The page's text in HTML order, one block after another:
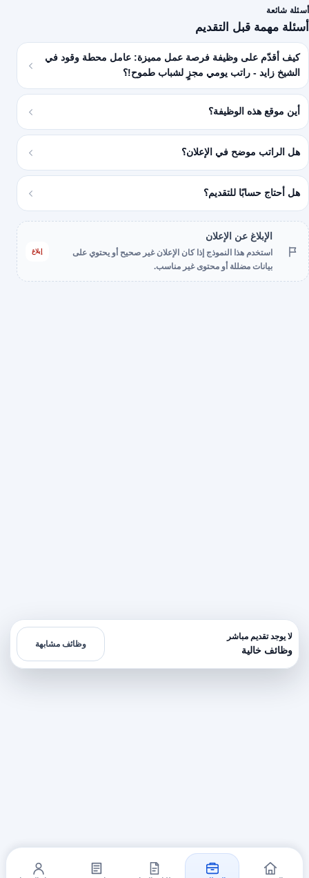
أسئلة شائعة
أسئلة مهمة قبل التقديم
كيف أقدّم على وظيفة فرصة عمل مميزة: عامل محطة وقود في
الشيخ زايد - راتب يومي مجزٍ لشباب طموح!؟
أين موقع هذه الوظيفة؟
هل الراتب موضح في الإعلان؟
هل أحتاج حسابًا للتقديم؟
الإبلاغ عن الإعلان
استخدم هذا النموذج إذا كان الإعلان غير صحيح أو يحتوي على
بيانات مضللة أو محتوى غير مناسب.
إبلاغ
لا يوجد تقديم مباشر
وظائف خالية
وظائف مشابهة